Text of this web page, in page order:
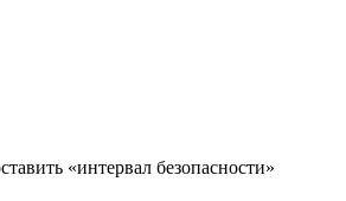
«интервал безопасности»